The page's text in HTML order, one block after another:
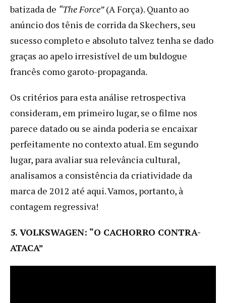
batizada de “The Force”(A Força). Quanto ao
anúncio dos tênis de corrida da Skechers, seu
sucesso completo e absoluto talvez tenha se dado
graças ao apelo irresistível de um buldogue
francês como garoto-propaganda.
Os critérios para esta análise retrospectiva
consideram, em primeiro lugar, se o filme nos
parece datado ou se ainda poderia se encaixar
perfeitamente no contexto atual. Em segundo
lugar, para avaliar sua relevância cultural,
analisamos a consistência da criatividade da
marca de 2012 até aqui. Vamos, portanto, à
contagem regressiva!
5. VOLKSWAGEN: “O CACHORRO CONTRA-
ATACA”